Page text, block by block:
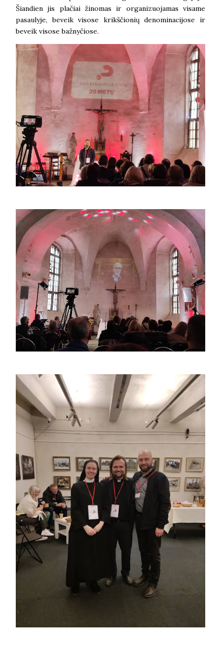
Šiandien jis plačiai žinomas ir organizuojamas visame
pasaulyje, beveik visose krikščionių denominacijose ir
beveik visose bažnyčiose.